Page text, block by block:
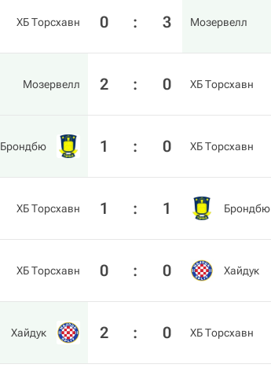
ХБ Торсхавн 0 : 3 Мозервелл
Мозервелл 2 : 0 ХБ Торсхавн
Брондбю 1 : 0 ХБ Торсхавн
ХБ Торсхавн 1 : 1 Брондбю
ХБ Торсхавн 0 : 0 Хайдук
Хайдук 2 : 0 ХБ Торсхавн